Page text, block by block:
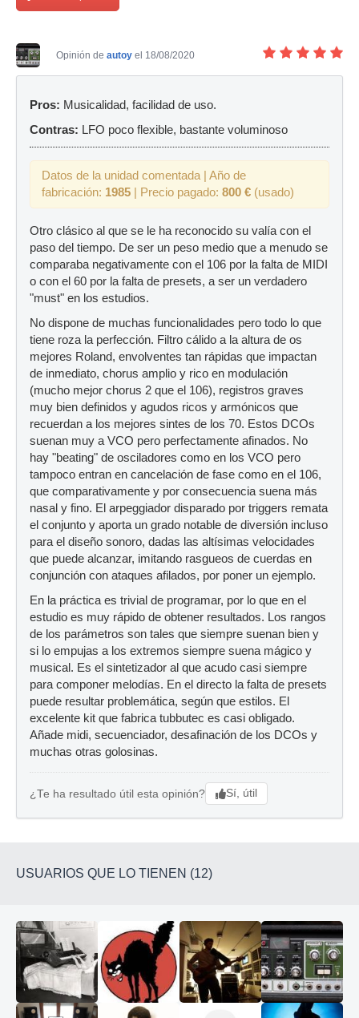
Opinión de autoy el 18/08/2020
Pros: Musicalidad, facilidad de uso.
Contras: LFO poco flexible, bastante voluminoso
Datos de la unidad comentada | Año de
fabricación: 1985 | Precio pagado: 800 € (usado)
Otro clásico al que se le ha reconocido su valía con el
paso del tiempo. De ser un peso medio que a menudo se
comparaba negativamente con el 106 por la falta de MIDI
o con el 60 por la falta de presets, a ser un verdadero
"must" en los estudios.
No dispone de muchas funcionalidades pero todo lo que
tiene roza la perfección. Filtro cálido a la altura de os
mejores Roland, envolventes tan rápidas que impactan
de inmediato, chorus amplio y rico en modulación
(mucho mejor chorus 2 que el 106), registros graves
muy bien definidos y agudos ricos y armónicos que
recuerdan a los mejores sintes de los 70. Estos DCOs
suenan muy a VCO pero perfectamente afinados. No
hay "beating" de osciladores como en los VCO pero
tampoco entran en cancelación de fase como en el 106,
que comparativamente y por consecuencia suena más
nasal y fino. El arpeggiador disparado por triggers remata
el conjunto y aporta un grado notable de diversión incluso
para el diseño sonoro, dadas las altísimas velocidades
que puede alcanzar, imitando rasgueos de cuerdas en
conjunción con ataques afilados, por poner un ejemplo.
En la práctica es trivial de programar, por lo que en el
estudio es muy rápido de obtener resultados. Los rangos
de los parámetros son tales que siempre suenan bien y
si lo empujas a los extremos siempre suena mágico y
musical. Es el sintetizador al que acudo casi siempre
para componer melodías. En el directo la falta de presets
puede resultar problemática, según que estilos. El
excelente kit que fabrica tubbutec es casi obligado.
Añade midi, secuenciador, desafinación de los DCOs y
muchas otras golosinas.
¿Te ha resultado útil esta opinión? Sí, útil
USUARIOS QUE LO TIENEN (12)